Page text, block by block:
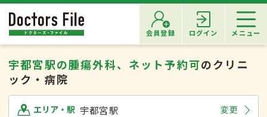
会員登録 ログイン メニュー
宇都宮駅の腫瘍外科、ネット予約可のクリニ
ック・病院
エリア・駅 宇都宮駅 変更